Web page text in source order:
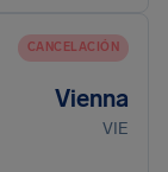
CANCELACIÓN
Vienna
VIE